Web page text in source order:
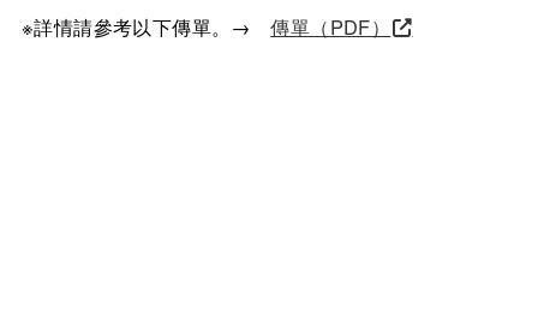
※詳情請參考以下傳單。→傳單（PDF）